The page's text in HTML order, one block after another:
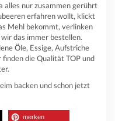
alles nur zusammen gerührt
erfahren wollt, klickt
Mehl bekommt, verlinken
das immer bestellen.
Öle, Essige, Aufstriche
die Qualität TOP und
backen und schon jetzt
merken